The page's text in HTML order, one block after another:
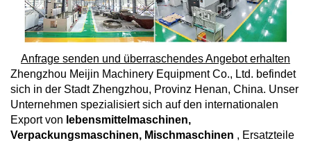
Anfrage senden und überraschendes Angebot erhalten
Zhengzhou Meijin Machinery Equipment Co., Ltd. befindet
sich in der Stadt Zhengzhou, Provinz Henan, China. Unser
Unternehmen spezialisiert sich auf den internationalen
Export von lebensmittelmaschinen,
Verpackungsmaschinen, Mischmaschinen , Ersatzteile